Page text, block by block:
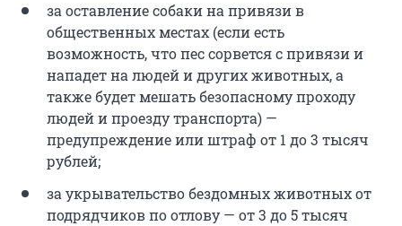
за оставление собаки на привязи в
общественных местах (если есть
возможность, что пес сорвется с привязи и
нападет на людей и других животных, а
также будет мешать безопасному проходу
людей и проезду транспорта) —
предупреждение или штраф от 1 до 3 тысяч
рублей;
за укрывательство бездомных животных от
подрядчиков по отлову — от 3 до 5 тысяч